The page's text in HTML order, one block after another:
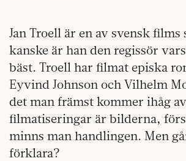
Jan Troell är en av svensk films
kanske är han den regissör
bäst. Troell har filmat episka
Eyvind Johnson och Vilhelm
det man främst kommer ihåg
filmatiseringar är bilderna,
minns man handlingen. Men
förklara?